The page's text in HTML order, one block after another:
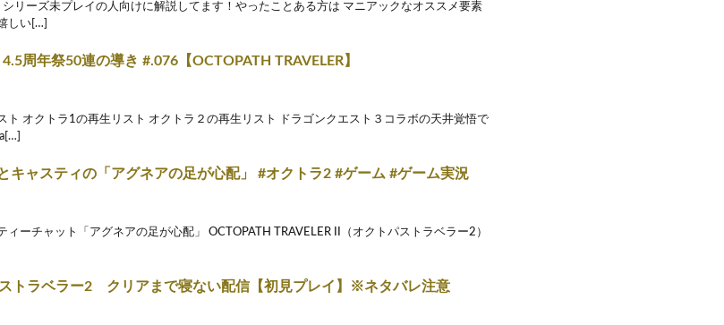
リーズ未プレイの人向けに解説してます！やったことある方は マニアックなオススメ要素
しい[…]
周年祭50連の導き #.076【OCTOPATH TRAVELER】
ト オクトラ1の再生リスト オクトラ２の再生リスト ドラゴンクエスト３コラボの天井覚悟で
キャスティの「アグネアの足が心配」 #オクトラ2 #ゲーム #ゲーム実況
ィーチャット「アグネアの足が心配」 OCTOPATH TRAVELER II（オクトパストラベラー2）
ストラベラー2 クリアまで寝ない配信【初見プレイ】※ネタバレ注意